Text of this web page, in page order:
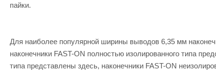
пайки.
Для наиболее популярной ширины выводов 6,35 мм
наконечники FAST-ON полностью изолированного типа
типа представлены здесь, наконечники FAST-ON